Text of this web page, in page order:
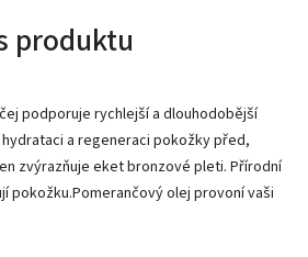
produktu
podporuje rychlejší a dlouhodobější
a regeneraci pokožky před,
zvýrazňuje eket bronzové pleti. Přírodní
pokožku.Pomerančový olej provoní vaši